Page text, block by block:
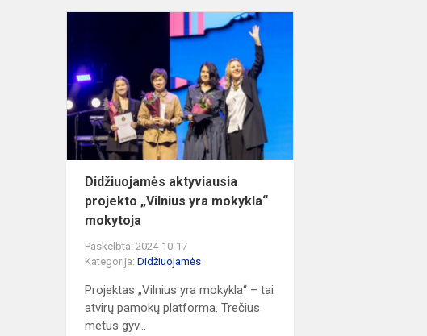
Didžiuojamės aktyviausia
projekto „Vilnius yra mokykla“
mokytoja
Paskelbta: 2024-10-17
Kategorija: Didžiuojamės
Projektas „Vilnius yra mokykla“ – tai
atvirų pamokų platforma. Trečius
metus gyv...